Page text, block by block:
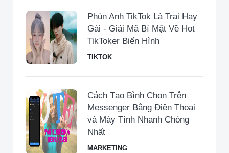
Phùn Anh TikTok Là Trai Hay
Gái - Giải Mã Bí Mật Về Hot
TikToker Biến Hình
TIKTOK
Cách Tạo Bình Chọn Trên
Messenger Bằng Điện Thoại
và Máy Tính Nhanh Chóng
Nhất
MARKETING